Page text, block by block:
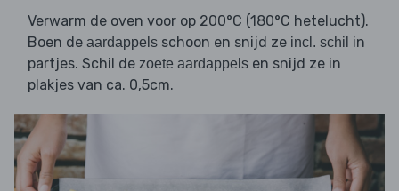
Verwarm de oven voor op 200°C (180°C hetelucht).
Boen de aardappels schoon en snijd ze incl. schil in
partjes. Schil de zoete aardappels en snijd ze in
plakjes van ca. 0,5cm.